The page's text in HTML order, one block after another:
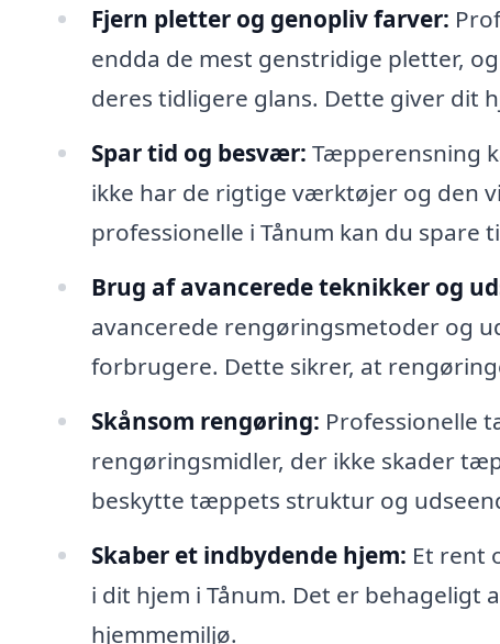
Fjern pletter og genopliv farver:
endda de mest genstridige pletter,
deres tidligere glans. Dette giver dit
Spar tid og besvær: Tæpperensning
ikke har de rigtige værktøjer og den
professionelle i Tånum kan du
Brug af avancerede teknikker og
avancerede rengøringsmetoder og
forbrugere. Dette sikrer, at
Skånsom rengøring: Professionelle
rengøringsmidler, der ikke skader
beskytte tæppets struktur og
Skaber et indbydende hjem: Et rent
i dit hjem i Tånum. Det er
hjemmemiljø.